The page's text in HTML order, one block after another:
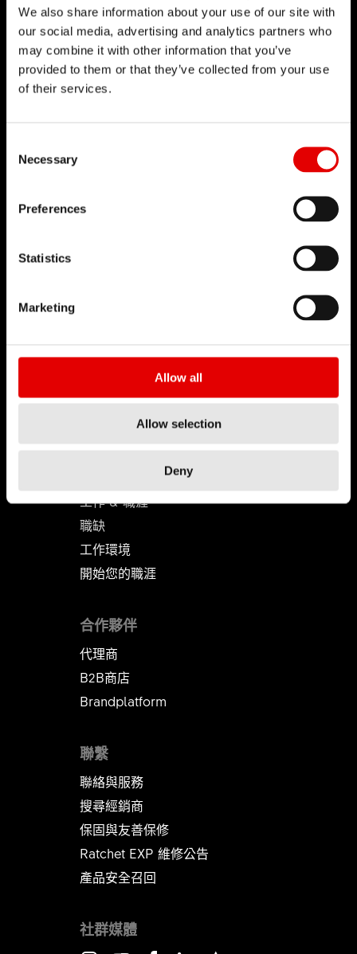
We also share information about your use of our site with
our social media, advertising and analytics partners who
may combine it with other information that you’ve
provided to them or that they’ve collected from your use
of their services.
Necessary
Preferences
Statistics
Marketing
Allow all
Allow selection
Deny
DT Swiss 憑藉多年經驗積累了廣泛的測試知識。實
驗室測試會盡可能模擬輪組在實際騎乘中，以及在整
個產品生命週期中會遇到的各種情況。 以尖端技術打
造的測試設備，是實現安全性、可靠性和出色產品性
點擊了解
DT Swiss 全球
反仿冒聲明
工作 & 職涯
職缺
工作環境
開始您的職涯
聯繫
聯絡與服務
搜尋經銷商
保固與友善保修
Ratchet EXP 維修公告​​​​​​​
產品安全召回
合作夥伴
代理商
B2B商店
Brandplatform
社群媒體